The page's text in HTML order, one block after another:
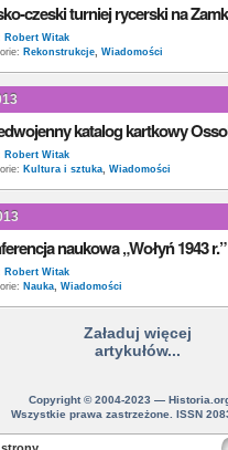
czeski turniej rycerski na
Robert Witak
Rekonstrukcje, Wiadomości
Robert Witak
Kultura i sztuka, Wiadomości
naukowa „Wołyń 1943
Robert Witak
Nauka, Wiadomości
Załaduj więcej
artykułów...
Copyright © 2004-2023 —
Wszystkie prawa zastrzeżone. ISSN